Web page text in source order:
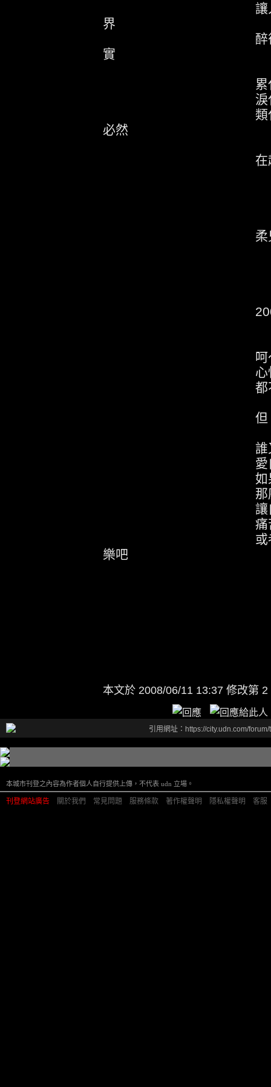
讓人會沉浸在
界
醉後的世界,是
實
累化 是生存
淚化 是醉
類化 是清醒與
必然
在超獨醒中見
柔兒是我永
2001-05-30
呵
心情的時態
都不及懂得
但
誰又知
愛自己有什麼
如果愛自己是
那麼至
讓自己快樂
痛苦 就教
或者 讓享受痛
樂吧
本文於 2008/06/11 13:37 修改第 2
引用網址：https://city.udn.com/
本城市刊登之內容為作者個人自行提供上傳，不代表 udn 立場。
刊登網站廣告 關於我們 常見問題 服務條款 著作權聲明 隱私權聲明 客服